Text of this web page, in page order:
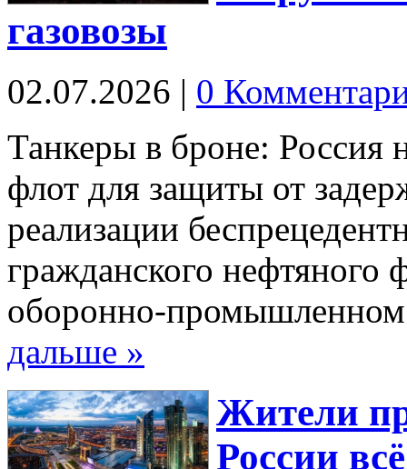
газовозы
02.07.2026 | 0
Танкеры в броне: Россия
флот для защиты от
реализации
гражданского
оборонно-
дальше »
Жители
России